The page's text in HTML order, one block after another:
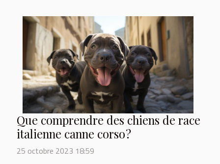
Que comprendre des chiens de race
italienne canne corso ?
25 octobre 2023 18:59